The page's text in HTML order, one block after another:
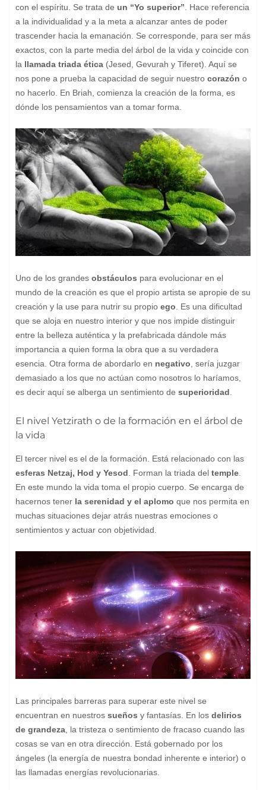
con el espíritu. Se trata de un “Yo superior”. Hace referencia
a la individualidad y a la meta a alcanzar antes de poder
trascender hacia la emanación. Se corresponde, para ser más
exactos, con la parte media del árbol de la vida y coincide con
la llamada triada ética (Jesed, Gevurah y Tiferet). Aquí se
nos pone a prueba la capacidad de seguir nuestro corazón o
no hacerlo. En Briah, comienza la creación de la forma, es
dónde los pensamientos van a tomar forma.
Uno de los grandes obstáculos para evolucionar en el
mundo de la creación es que el propio artista se apropie de su
creación y la use para nutrir su propio ego . Es una dificultad
que se aloja en nuestro interior y que nos impide distinguir
entre la belleza auténtica y la prefabricada dándole más
importancia a quien forma la obra que a su verdadera
esencia. Otra forma de abordarlo en negativo , sería juzgar
demasiado a los que no actúan como nosotros lo haríamos,
es decir aquí se alberga un sentimiento de superioridad
El nivel Yetzirath o de la formación en el árbol de
la vida
El tercer nivel es el de la formación. Está relacionado con las
esferas Netzaj, Hod y Yesod . Forman la triada del temple
En este mundo la vida toma el propio cuerpo. Se encarga de
hacernos tener la serenidad y el aplomo que nos permita en
muchas situaciones dejar atrás nuestras emociones o
sentimientos y actuar con objetividad.
Las principales barreras para superar este nivel se
encuentran en nuestros sueños y fantasías. En los delirios
de grandeza , la tristeza o sentimiento de fracaso cuando las
cosas se van en otra dirección. Está gobernado por los
ángeles (la energía de nuestra bondad inherente e interior) o
las llamadas energías revolucionarias.